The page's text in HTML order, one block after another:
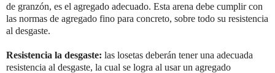
de granzón, es el agregado adecuado. Esta arena debe cumplir con
las normas de agregado fino para concreto, sobre todo su resistencia
al desgaste.
Resistencia la desgaste: las losetas deberán tener una adecuada
resistencia al desgaste, la cual se logra al usar un agregado